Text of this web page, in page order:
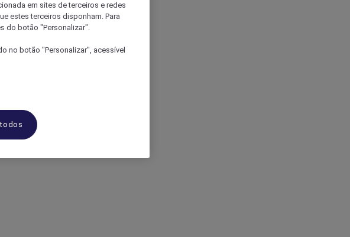
em sites de terceiros e redes
estes terceiros disponham. Para
do botão "Personalizar".
no botão "Personalizar", acessível